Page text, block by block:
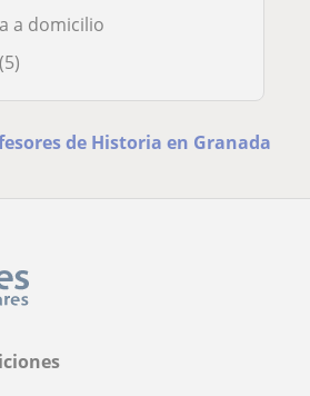
a domicilio
(5)
de Historia en Granada